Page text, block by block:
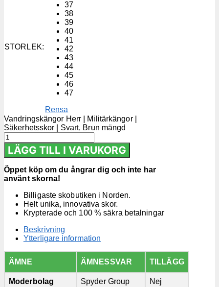
STORLEK:
37
38
39
40
41
42
43
44
45
46
47
Rensa
Vandringskängor Herr | Militärkängor |
Säkerhetsskor | Svart, Brun mängd
LÄGG TILL I VARUKORG
Öppet köp om du ångrar dig och inte har
använt skorna!
Billigaste skobutiken i Norden.
Helt unika, innovativa skor.
Krypterade och 100 % säkra betalningar
Beskrivning
Ytterligare information
ÄMNE ÄMNESSVAR TILLÄGG
Moderbolag Spyder Group Nej